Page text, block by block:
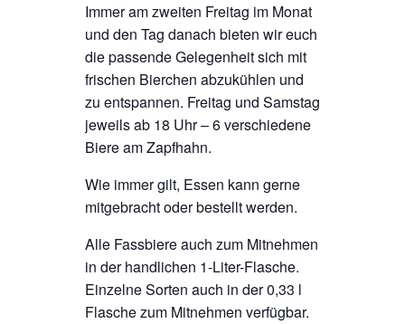
Immer am zweiten Freitag im Monat
und den Tag danach bieten wir euch
die passende Gelegenheit sich mit
frischen Bierchen abzukühlen und
zu entspannen. Freitag und Samstag
jeweils ab 18 Uhr – 6 verschiedene
Biere am Zapfhahn.
Wie immer gilt, Essen kann gerne
mitgebracht oder bestellt werden.
Alle Fassbiere auch zum Mitnehmen
in der handlichen 1-Liter-Flasche.
Einzelne Sorten auch in der 0,33 l
Flasche zum Mitnehmen verfügbar.